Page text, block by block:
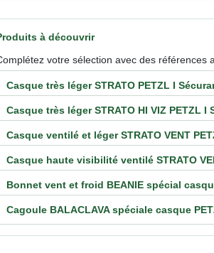
à découvrir
votre sélection avec des références
Casque très léger STRATO PETZL I
Casque très léger STRATO HI VIZ PETZL I
Casque ventilé et léger STRATO VENT
Casque haute visibilité ventilé STRATO
Bonnet vent et froid BEANIE spécial
Cagoule BALACLAVA spéciale casque